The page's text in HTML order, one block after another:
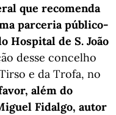
que recomenda
parceria público-
Hospital de S. João
desse concelho
e da Trofa, no
além do
Fidalgo, autor